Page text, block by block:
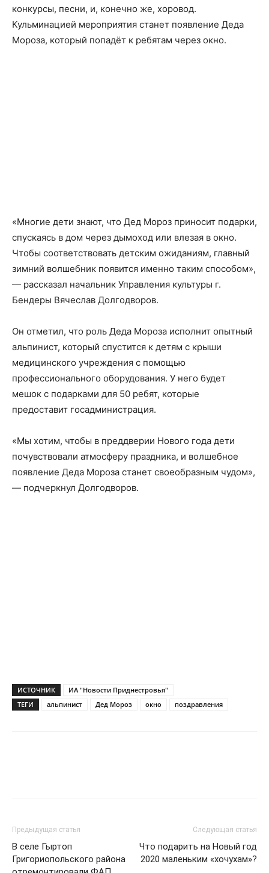
конкурсы, песни, и, конечно же, хоровод.
Кульминацией мероприятия станет появление Деда
Мороза, который попадёт к ребятам через окно.
«Многие дети знают, что Дед Мороз приносит подарки,
спускаясь в дом через дымоход или влезая в окно.
Чтобы соответствовать детским ожиданиям, главный
зимний волшебник появится именно таким способом»,
— рассказал начальник Управления культуры г.
Бендеры Вячеслав Долгодворов.
Он отметил, что роль Деда Мороза исполнит опытный
альпинист, который спустится к детям с крыши
медицинского учреждения с помощью
профессионального оборудования. У него будет
мешок с подарками для 50 ребят, которые
предоставит госадминистрация.
«Мы хотим, чтобы в преддверии Нового года дети
почувствовали атмосферу праздника, и волшебное
появление Деда Мороза станет своеобразным чудом»,
— подчеркнул Долгодворов.
ИСТОЧНИК
ИА "Новости Приднестровья"
ТЕГИ
альпинист Дед Мороз окно поздравления
Предыдущая статья
В селе Гыртоп
Григориопольского района
Следующая статья
Что подарить на Новый год
2020 маленьким «хочухам»?